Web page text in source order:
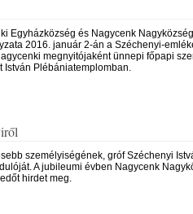
Egyházközség és Nagycenk Nagyközség
2016. január 2-án a Széchenyi-
megnyitójaként ünnepi főpapi
István Plébániatemplomban.
személyiségének, gróf Széchenyi
A jubileumi évben Nagycenk
hirdet meg.